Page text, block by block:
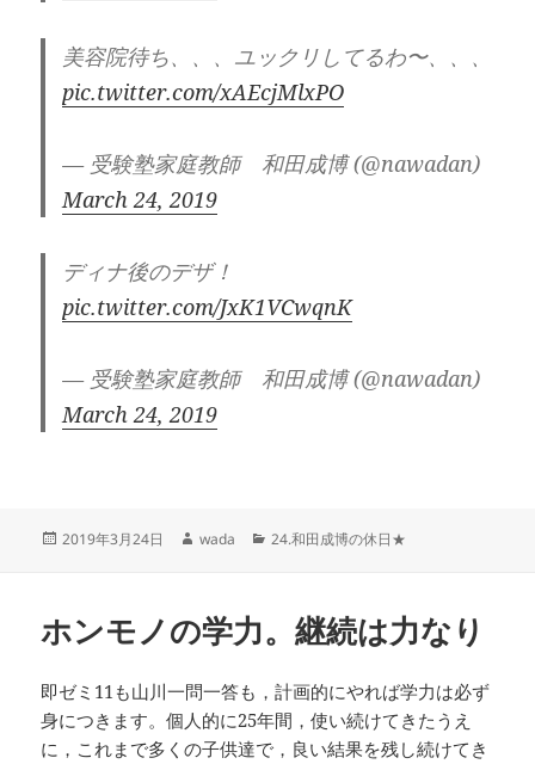
美容院待ち、、、ユックリしてるわ〜、、、
pic.twitter.com/xAEcjMlxPO
— 受験塾家庭教師 和田成博 (@nawadan)
March 24, 2019
ディナ後のデザ！
pic.twitter.com/JxK1VCwqnK
— 受験塾家庭教師 和田成博 (@nawadan)
March 24, 2019
投
2019年3月24日
作
wada
カ
24.和田成博の休日★
ホンモノの学力。継続は力なり
即ゼミ11も山川一問一答も，計画的にやれば学力は必ず
身につきます。個人的に25年間，使い続けてきたうえ
に，これまで多くの子供達で，良い結果を残し続けてき